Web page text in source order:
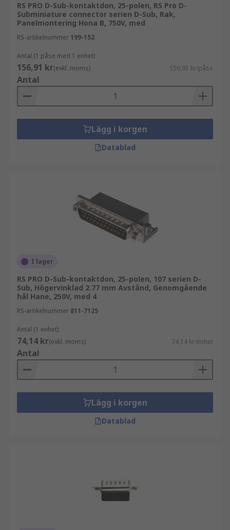
RS PRO D-Sub-kontaktdon, 25-polen, RS Pro D-
Subminiature connector serien D-Sub, Rak,
Panelmontering Hona B, 750V, med
RS-artikelnummer 199-152
Antal (1 påse med 1 enhet)
156,91 kr(exkl. moms) 156,91 kr/påse
Antal
Lägg i korgen
Datablad
I lager
RS PRO D-Sub-kontaktdon, 25-polen, 107 serien D-
Sub, Högervinklad 2.77 mm Avstånd, Genomgående
hål Hane, 250V, med 4
RS-artikelnummer 811-7125
Antal (1 enhet)
74,14 kr(exkl. moms) 74,14 kr/enhet
Antal
Lägg i korgen
Datablad